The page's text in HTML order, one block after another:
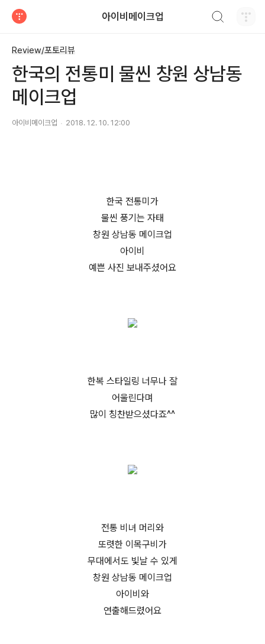
아이비메이크업
Review/포토리뷰
한국의 전통미 물씬 창원 상남동
메이크업
아이비메이크업 2018. 12. 10. 12:00
한국 전통미가
물씬 풍기는 자태
창원 상남동 메이크업
아이비
예쁜 사진 보내주셨어요
한복 스타일링 너무나 잘
어울린다며
많이 칭찬받으셨다죠^^
전통 비녀 머리와
또렷한 이목구비가
무대에서도 빛날 수 있게
창원 상남동 메이크업
아이비와
연출해드렸어요